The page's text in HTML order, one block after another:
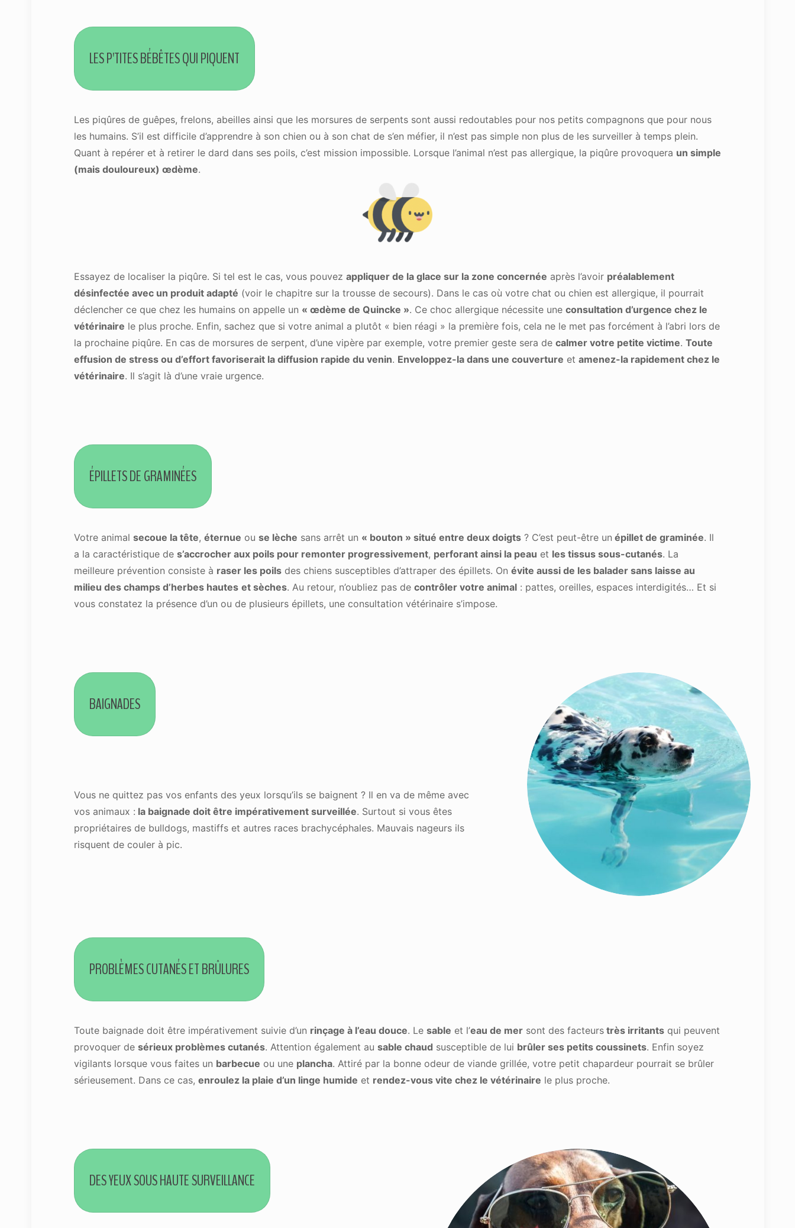
LES P'TITES BÉBÊTES QUI PIQUENT
Les piqûres de guêpes, frelons, abeilles ainsi que les morsures de serpents sont aussi redoutables pour nos petits compagnons que pour nous
les humains. S’il est difficile d’apprendre à son chien ou à son chat de s’en méfier, il n’est pas simple non plus de les surveiller à temps plein.
Quant à repérer et à retirer le dard dans ses poils, c’est mission impossible. Lorsque l’animal n’est pas allergique, la piqûre provoquera un simple
(mais douloureux) œdème.
Essayez de localiser la piqûre. Si tel est le cas, vous pouvez appliquer de la glace sur la zone concernée après l’avoir préalablement
désinfectée avec un produit adapté (voir le chapitre sur la trousse de secours). Dans le cas où votre chat ou chien est allergique, il pourrait
déclencher ce que chez les humains on appelle un « œdème de Quincke ». Ce choc allergique nécessite une consultation d’urgence chez le
vétérinaire le plus proche. Enfin, sachez que si votre animal a plutôt « bien réagi » la première fois, cela ne le met pas forcément à l’abri lors de
la prochaine piqûre. En cas de morsures de serpent, d’une vipère par exemple, votre premier geste sera de calmer votre petite victime. Toute
effusion de stress ou d’effort favoriserait la diffusion rapide du venin. Enveloppez-la dans une couverture et amenez-la rapidement chez le
vétérinaire. Il s’agit là d’une vraie urgence.
ÉPILLETS DE GRAMINÉES
Votre animal secoue la tête, éternue ou se lèche sans arrêt un « bouton » situé entre deux doigts? C’est peut-être un épillet de graminée. Il
a la caractéristique de s’accrocher aux poils pour remonter progressivement, perforant ainsi la peau et les tissus sous-cutanés. La
meilleure prévention consiste à raser les poilsdes chiens susceptibles d’attraper des épillets. On évite aussi de les balader sans laisse au
milieu des champs d’herbes hautes et sèches. Au retour, n’oubliez pas de contrôler votre animal: pattes, oreilles, espaces interdigités… Et si
vous constatez la présence d’un ou de plusieurs épillets, une consultation vétérinaire s’impose.
BAIGNADES
Vous ne quittez pas vos enfants des yeux lorsqu’ils se baignent ? Il en va de même avec
vos animaux : la baignade doit être impérativement surveillée. Surtout si vous êtes
propriétaires de bulldogs, mastiffs et autres races brachycéphales. Mauvais nageurs ils
risquent de couler à pic.
PROBLÈMES CUTANÉS ET BRÛLURES
Toute baignade doit être impérativement suivie d’un rinçage à l’eau douce. Le sable et l’eau de mersont des facteurstrès irritantsqui peuvent
provoquer de sérieux problèmes cutanés. Attention également au sable chaud susceptible de lui brûler ses petits coussinets. Enfin soyez
vigilants lorsque vous faites un barbecue ou une plancha. Attiré par la bonne odeur de viande grillée, votre petit chapardeur pourrait se brûler
sérieusement. Dans ce cas, enroulez la plaie d’un linge humide et rendez-vous vite chez le vétérinaire le plus proche.
DES YEUX SOUS HAUTE SURVEILLANCE